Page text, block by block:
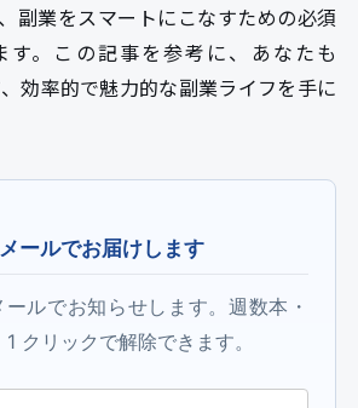
副業をスマートにこなすための必須
す。この記事を参考に、あなたも
効率的で魅力的な副業ライフを手に
ールでお届けします
ルでお知らせします。週数本・
クリックで解除できます。